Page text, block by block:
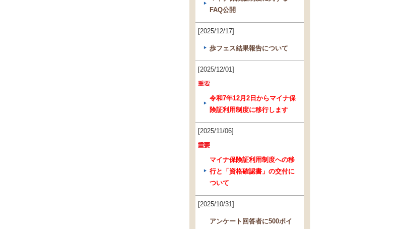
FAQ公開
[2025/12/17]
歩フェス結果報告について
[2025/12/01]
令和7年12月2日からマイナ保
険証利用制度に移行します
[2025/11/06]
マイナ保険証利用制度への移
行と「資格確認書」の交付に
ついて
[2025/10/31]
アンケート回答者に500ポイ